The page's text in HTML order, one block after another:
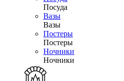
Посуда
Вазы
Вазы
Постеры
Постеры
Ночники
Ночники